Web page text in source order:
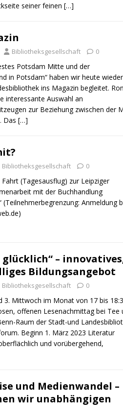
seiner feinen […]
Bibliotheksgesellschaft 0
Potsdam Mitte und der
in Potsdam“ haben wir heute wieder
ins Magazin begleitet.
interessante Auswahl an
zur Beziehung zwischen der
Das […]
Bibliotheksgesellschaft 0
(Tagesausflug) zur Leipziger
mit der Buchhandlung
(Teilnehmerbegrenzung: Anmeldung
glücklich“ –
Bildungsangebot
Bibliotheksgesellschaft 0
3. Mittwoch im Monat von 17 bis
offenen Lesenachmittag bei Tee
Raum der Stadt-und
Beginn 1. März 2023 Literatur
und vorübergehend,
und Medienwandel –
wir unabhängigen